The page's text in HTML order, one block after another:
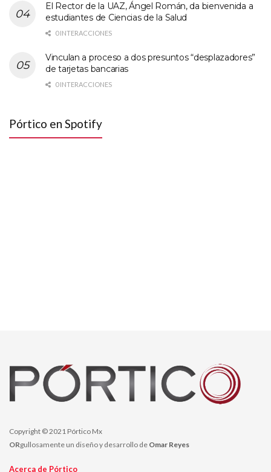
El Rector de la UAZ, Ángel Román, da bienvenida a
estudiantes de Ciencias de la Salud
0 INTERACCIONES
Vinculan a proceso a dos presuntos “desplazadores”
de tarjetas bancarias
0 INTERACCIONES
Pórtico en Spotify
Copyright © 2021 Pórtico Mx
ORgullosamente un diseño y desarrollo de Omar Reyes
Acerca de Pórtico